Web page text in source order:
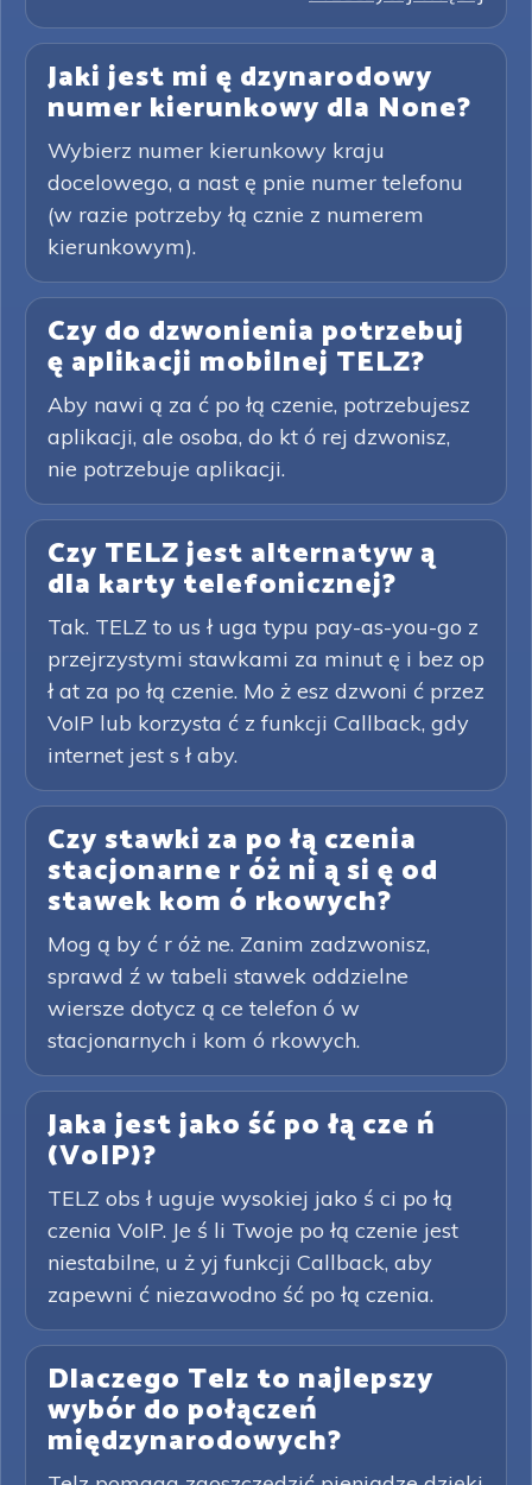
Jaki jest mi ę dzynarodowy
numer kierunkowy dla None?
Wybierz numer kierunkowy kraju
docelowego, a nast ę pnie numer telefonu
(w razie potrzeby łą cznie z numerem
kierunkowym).
Czy do dzwonienia potrzebuj
ę aplikacji mobilnej TELZ?
Aby nawi ą za ć po łą czenie, potrzebujesz
aplikacji, ale osoba, do kt ó rej dzwonisz,
nie potrzebuje aplikacji.
Czy TELZ jest alternatyw ą
dla karty telefonicznej?
Tak. TELZ to us ł uga typu pay-as-you-go z
przejrzystymi stawkami za minut ę i bez op
ł at za po łą czenie. Mo ż esz dzwoni ć przez
VoIP lub korzysta ć z funkcji Callback, gdy
internet jest s ł aby.
Czy stawki za po łą czenia
stacjonarne r óż ni ą si ę od
stawek kom ó rkowych?
Mog ą by ć r óż ne. Zanim zadzwonisz,
sprawd ź w tabeli stawek oddzielne
wiersze dotycz ą ce telefon ó w
stacjonarnych i kom ó rkowych.
Jaka jest jako ść po łą cze ń
(VoIP)?
TELZ obs ł uguje wysokiej jako ś ci po łą
czenia VoIP. Je ś li Twoje po łą czenie jest
niestabilne, u ż yj funkcji Callback, aby
zapewni ć niezawodno ść po łą czenia.
Dlaczego Telz to najlepszy
wybór do połączeń
międzynarodowych?